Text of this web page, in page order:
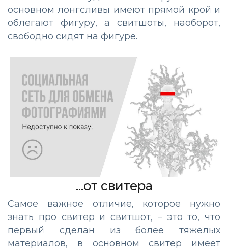
основном лонгсливы имеют прямой крой и
облегают фигуру, а свитшоты, наоборот,
свободно сидят на фигуре.
...от свитера
Самое важное отличие, которое нужно
знать про свитер и свитшот, – это то, что
первый сделан из более тяжелых
материалов, в основном свитер имеет